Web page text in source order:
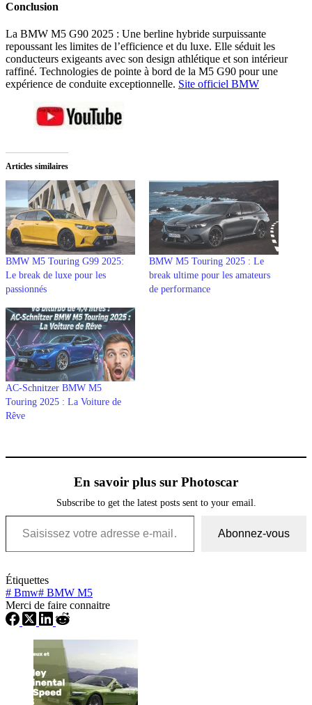
Conclusion
La BMW M5 G90 2025 : Une berline hybride surpuissante
repoussant les limites de l’efficience et du luxe. Elle séduit les
conducteurs exigeants avec son design athlétique et son intérieur
raffiné. Technologies de pointe à bord de la M5 G90 pour une
expérience de conduite exceptionnelle. Site officiel BMW
Articles similaires
BMW M5 Touring G99 2025:
Le break de luxe pour les
passionnés
BMW M5 Touring 2025 : Le
break ultime pour les amateurs
de performance
AC-Schnitzer BMW M5
Touring 2025 : La Voiture de
Rêve
En savoir plus sur Photoscar
Subscribe to get the latest posts sent to your email.
Saisissez votre adresse e-mail…
Abonnez-vous
Étiquettes
# Bmw# BMW M5
Merci de faire connaitre